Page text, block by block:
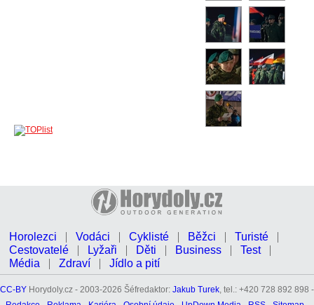
Horolezci Vodáci Cyklisté Běžci
Turisté
Cestovatelé
Lyžaři Děti Business
Test
Média
Zdraví Jídlo a pití
CC-BY Horydoly.cz - 2003-2026 Šéfredaktor: Jakub Turek, tel.: +420 728 892 898 -